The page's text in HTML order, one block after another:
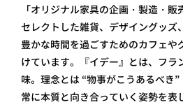
「オリジナル家具の企画・製造・
セレクトした雑貨、デザイングッズ
豊かな時間を過ごすためのカフェや
けています。『イデー』とは、フラ
味。理念とは “物事がこうあるべき”
常に本質と向き合っていく姿勢を表